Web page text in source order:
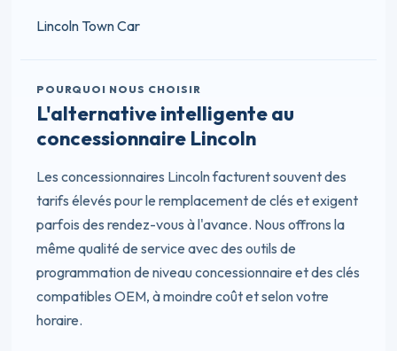
Lincoln Town Car
POURQUOI NOUS CHOISIR
L'alternative intelligente au
concessionnaire Lincoln
Les concessionnaires Lincoln facturent souvent des
tarifs élevés pour le remplacement de clés et exigent
parfois des rendez-vous à l'avance. Nous offrons la
même qualité de service avec des outils de
programmation de niveau concessionnaire et des clés
compatibles OEM, à moindre coût et selon votre
horaire.